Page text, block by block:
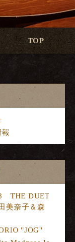
TOP
報
THE DUET
美奈子＆森
"JOG"